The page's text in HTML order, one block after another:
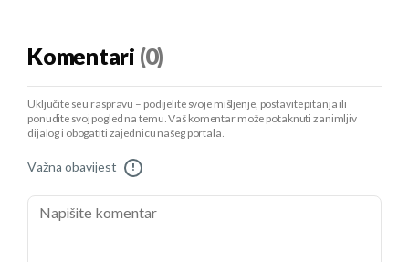
Komentari (0)
Uključite se u raspravu – podijelite svoje mišljenje, postavite pitanja ili
ponudite svoj pogled na temu. Vaš komentar može potaknuti zanimljiv
dijalog i obogatiti zajednicu našeg portala.
Važna obavijest !